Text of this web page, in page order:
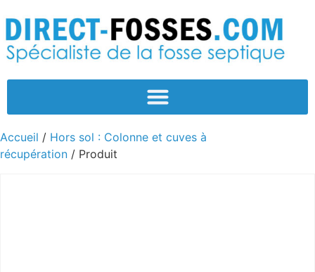
Accueil / Hors sol : Colonne et cuves à
récupération / Produit